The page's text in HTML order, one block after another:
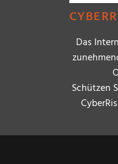
Das
Schützen